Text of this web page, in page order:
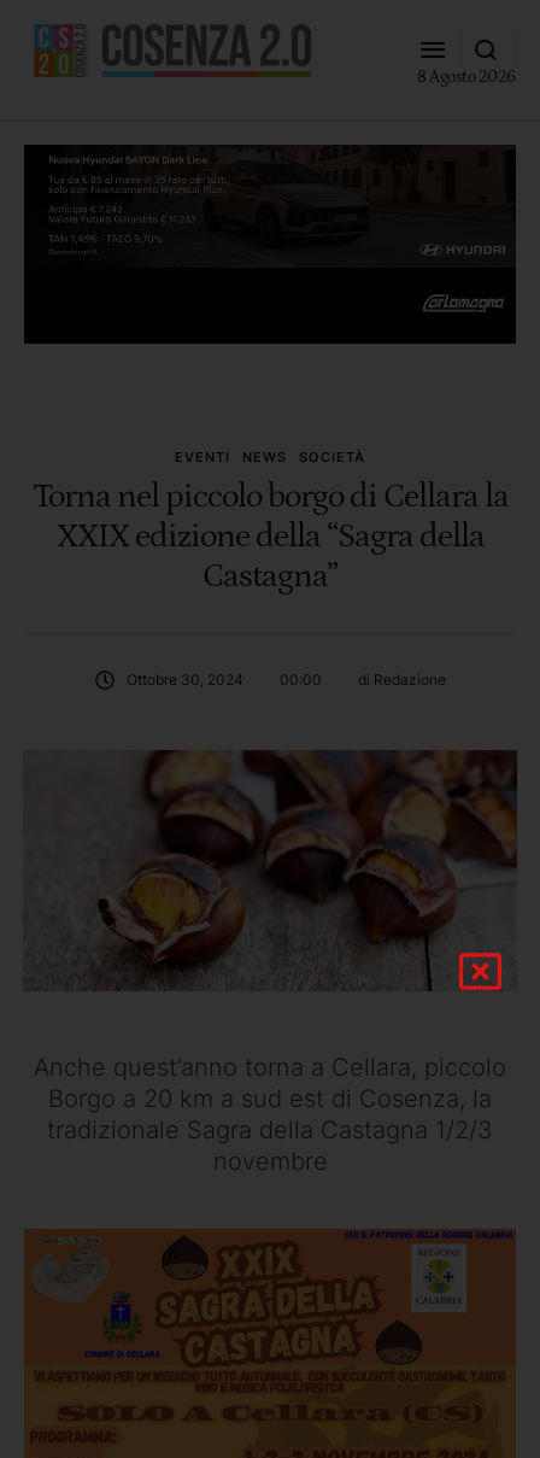
8 Agosto 2026
EVENTI NEWS SOCIETÀ
Torna nel piccolo borgo di Cellara la
XXIX edizione della “Sagra della
Castagna”
Ottobre 30, 2024 00:00 di Redazione
Anche quest’anno torna a Cellara, piccolo
Borgo a 20 km a sud est di Cosenza, la
tradizionale Sagra della Castagna 1/2/3
novembre